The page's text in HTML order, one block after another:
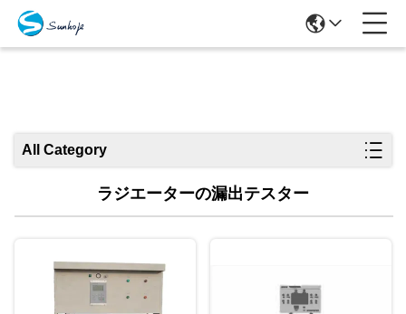
All Category
ラジエーターの漏出テスター